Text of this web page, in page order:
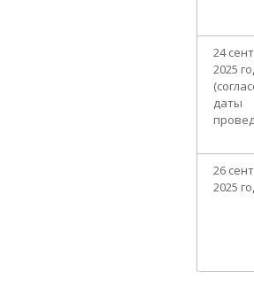
24
2025
даты
​26
2025